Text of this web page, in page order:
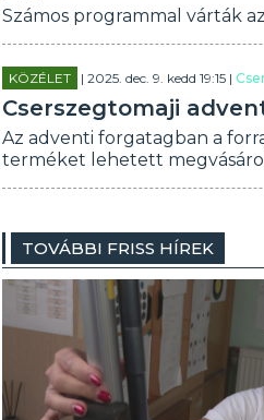
Számos programmal várták
KÖZÉLET | 2025. dec. 9. kedd 19:15 |
Cserszegtomaji
Az adventi forgatagban a
terméket lehetett
TOVÁBBI FRISS HÍREK